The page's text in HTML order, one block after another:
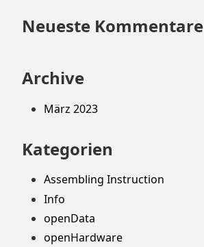
Neueste Kommentare
Archive
März 2023
Kategorien
Assembling Instruction
Info
openData
openHardware